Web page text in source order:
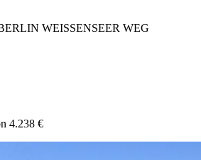
WEISSENSEER WEG
4.238 €